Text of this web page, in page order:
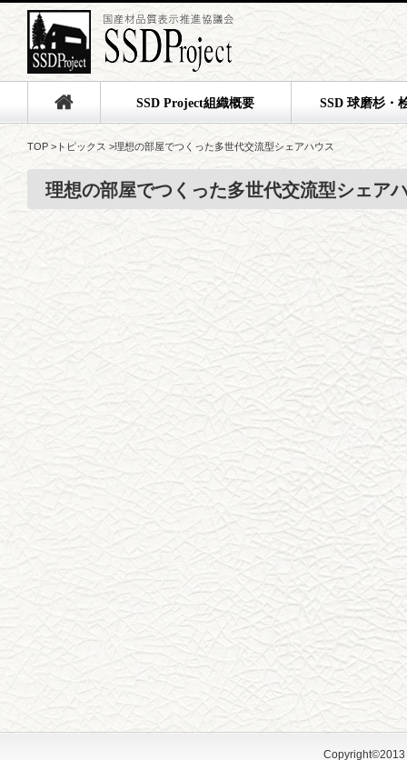
SSD Project組織概要 SSD 球磨杉・
TOP > トピックス >理想の部屋でつくった多世代交流型シェアハウス
理想の部屋でつくった多世代交流型シェア
Copyright©2013